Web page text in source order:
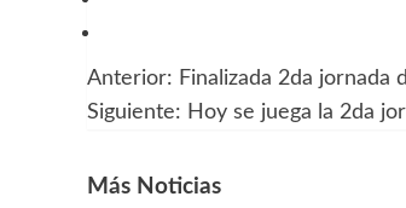
Navegación
entradas
Anterior: Finalizada 2da jornada
Siguiente: Hoy se juega la 2da
Más Noticias